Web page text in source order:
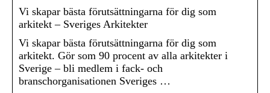
Vi skapar bästa förutsättningarna för dig som
arkitekt – Sveriges Arkitekter
Vi skapar bästa förutsättningarna för dig som
arkitekt. Gör som 90 procent av alla arkitekter i
Sverige – bli medlem i fack- och
branschorganisationen Sveriges …